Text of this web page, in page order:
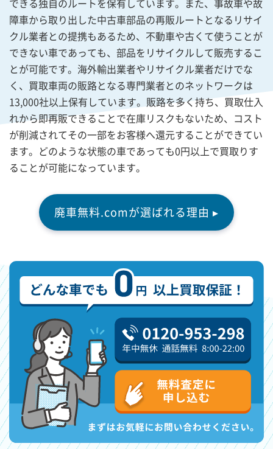
できる独自のルートを保有しています。また、事故車や故
障車から取り出した中古車部品の再販ルートとなるリサイ
クル業者との提携もあるため、不動車や古くて使うことが
できない車であっても、部品をリサイクルして販売するこ
とが可能です。海外輸出業者やリサイクル業者だけでな
く、買取車両の販路となる専門業者とのネットワークは
13,000社以上保有しています。販路を多く持ち、買取仕入
れから即再販できることで在庫リスクもないため、コスト
が削減されてその一部をお客様へ還元することができてい
ます。どのような状態の車であっても0円以上で買取りす
ることが可能になっています。
廃車無料.comが選ばれる理由 ▸